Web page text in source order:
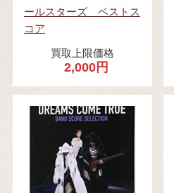
ールスターズ ベストス
コア
買取上限価格
2,000円